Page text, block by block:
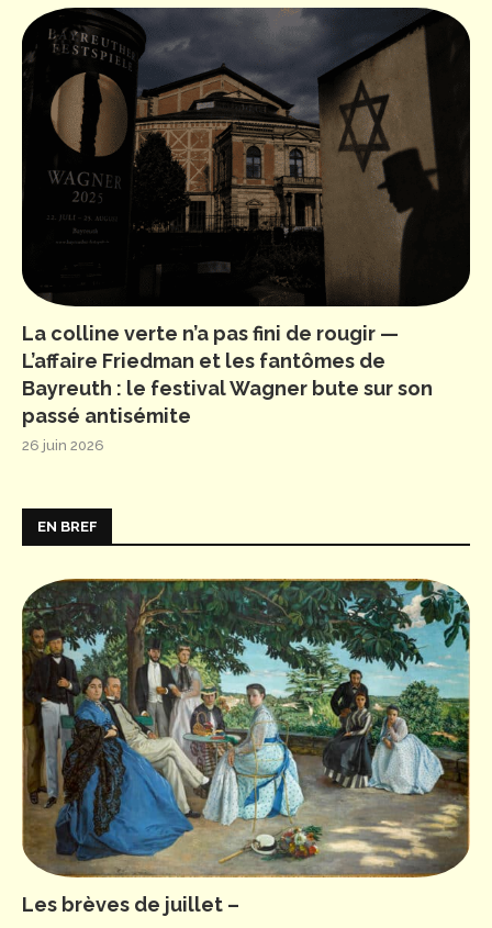
La colline verte n’a pas fini de rougir —
L’affaire Friedman et les fantômes de
Bayreuth : le festival Wagner bute sur son
passé antisémite
26 juin 2026
EN BREF
Les brèves de juillet –